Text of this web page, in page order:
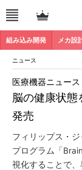
組み込み開発 メカ設
ニュース
脳の健康状態
発売
医療機器ニュース
フィリップス・
プログラム「
視化することで、